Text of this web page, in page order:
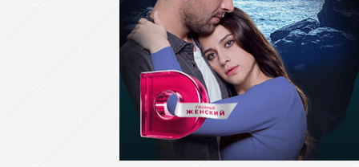
70 серия
71 серия
74 серия
75 серия
78 серия
79 серия
82 серия
83 серия